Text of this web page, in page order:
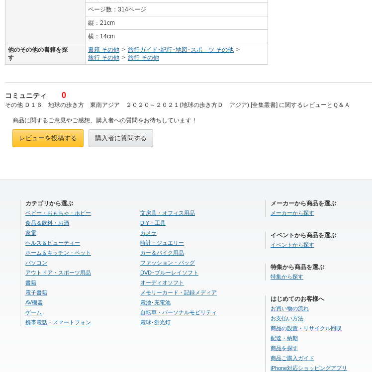
ページ数：314ページ
縦：21cm
横：14cm
他のその他の書籍を探
す
書籍 その他 > 旅行ガイド･紀行･地図･スポ－ツ その他 >
旅行 その他 > 旅行 その他
コミュニティ 0
その他 Ｄ１６ 地球の歩き方 東南アジア ２０２０～２０２１(地球の歩き方Ｄ アジア) [全集叢書] に関するレビューとＱ＆Ａ
商品に関するご意見やご感想、購入者への質問をお待ちしています！
レビューを投稿する 購入者に質問する
カテゴリから選ぶ
ベビー・おもちゃ・ホビー
食品＆飲料・お酒
家電
ヘルス＆ビューティー
ホーム＆キッチン・ペット
パソコン
アウトドア・スポーツ用品
書籍
電子書籍
AV機器
ゲーム
携帯電話・スマートフォン
文房具・オフィス用品
DIY・工具
カメラ
時計・ジュエリー
カー＆バイク用品
ファッション・バッグ
DVD･ブルーレイソフト
オーディオソフト
メモリーカード・記録メディア
電池･充電池
自転車・パーソナルモビリティ
電球･蛍光灯
メーカーから商品を選ぶ
メーカーから探す
イベントから商品を選ぶ
イベントから探す
特集から商品を選ぶ
特集から探す
はじめてのお客様へ
お買い物の流れ
お支払い方法
商品の設置・リサイクル回収
配達・納期
商品を探す
商品ご購入ガイド
iPhone対応ショッピングアプリ